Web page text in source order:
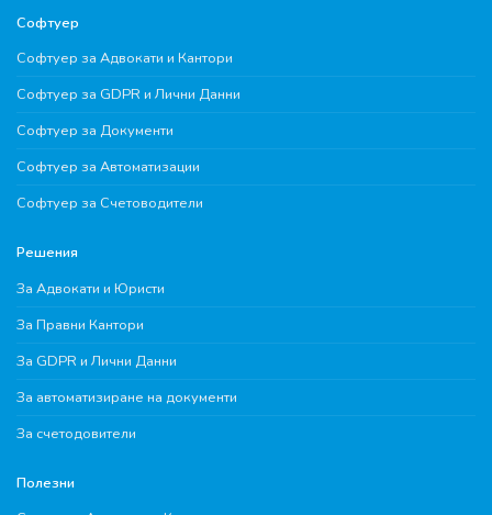
Софтуер
Софтуер за Адвокати и Кантори
Софтуер за GDPR и Лични Данни
Софтуер за Документи
Софтуер за Автоматизации
Софтуер за Счетоводители
Решения
За Адвокати и Юристи
За Правни Кантори
За GDPR и Лични Данни
За автоматизиране на документи
За счетодовители
Полезни